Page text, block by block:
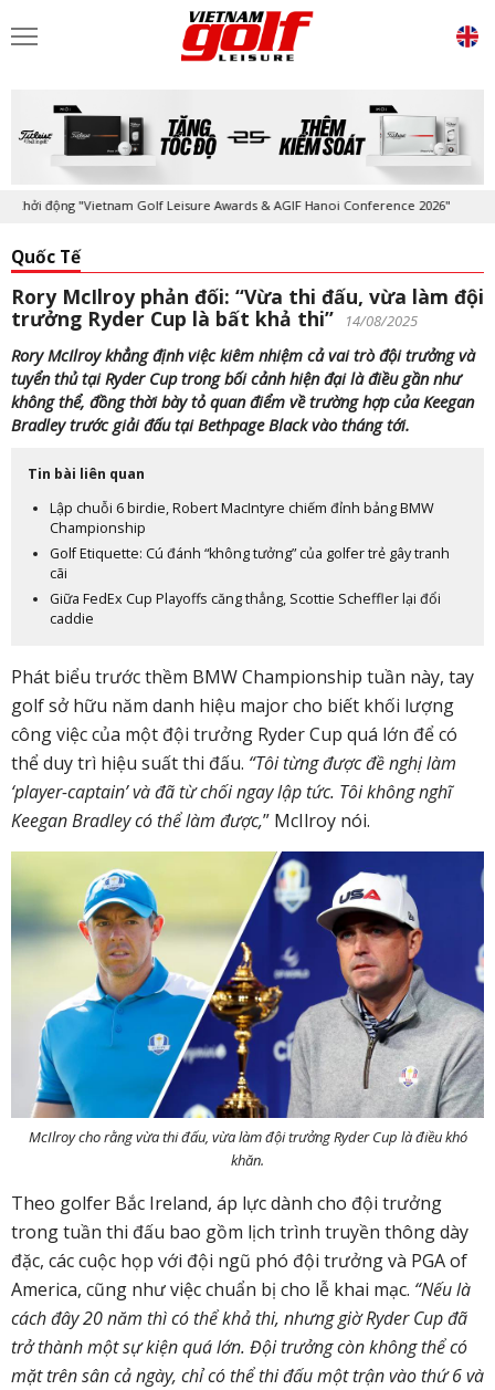
động "Vietnam Golf Leisure Awards & AGIF Hanoi Conference 2026"
Quốc Tế
Rory McIlroy phản đối: “Vừa thi đấu, vừa làm đội
trưởng Ryder Cup là bất khả thi”
14/08/2025
Rory McIlroy khẳng định việc kiêm nhiệm cả vai trò đội trưởng và
tuyển thủ tại Ryder Cup trong bối cảnh hiện đại là điều gần như
không thể, đồng thời bày tỏ quan điểm về trường hợp của Keegan
Bradley trước giải đấu tại Bethpage Black vào tháng tới.
Tin bài liên quan
Lập chuỗi 6 birdie, Robert MacIntyre chiếm đỉnh bảng BMW
Championship
Golf Etiquette: Cú đánh “không tưởng” của golfer trẻ gây tranh
cãi
Giữa FedEx Cup Playoffs căng thẳng, Scottie Scheffler lại đổi
caddie
Phát biểu trước thềm BMW Championship tuần này, tay
golf sở hữu năm danh hiệu major cho biết khối lượng
công việc của một đội trưởng Ryder Cup quá lớn để có
thể duy trì hiệu suất thi đấu. “Tôi từng được đề nghị làm
‘player-captain’ và đã từ chối ngay lập tức. Tôi không nghĩ
Keegan Bradley có thể làm được,” McIlroy nói.
McIlroy cho rằng vừa thi đấu, vừa làm đội trưởng Ryder Cup là điều khó
khăn.
Theo golfer Bắc Ireland, áp lực dành cho đội trưởng
trong tuần thi đấu bao gồm lịch trình truyền thông dày
đặc, các cuộc họp với đội ngũ phó đội trưởng và PGA of
America, cũng như việc chuẩn bị cho lễ khai mạc. “Nếu là
cách đây 20 năm thì có thể khả thi, nhưng giờ Ryder Cup đã
trở thành một sự kiện quá lớn. Đội trưởng còn không thể có
mặt trên sân cả ngày, chỉ có thể thi đấu một trận vào thứ 6 và